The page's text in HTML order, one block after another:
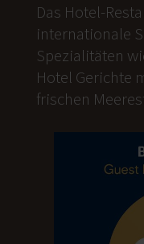
Das Hotel-
internationale
Spezialitäten
Hotel Gerichte
frischen